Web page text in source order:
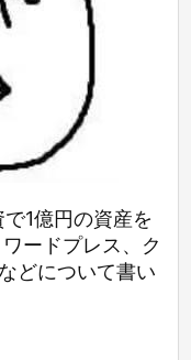
1億円の資産を
ードプレス、ク
どについて書い